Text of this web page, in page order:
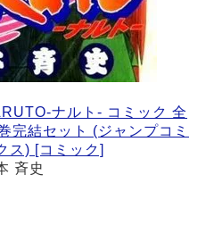
ナルト- コミック 全
完結セット (ジャンプコミ
ス) [コミック]
斉史